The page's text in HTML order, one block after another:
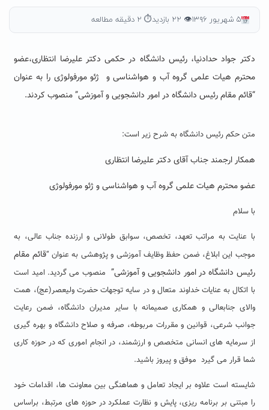
۵ شهریور ۱۳۹۶ 👁 ۲۲ بازدید ⏱ ۲ دقیقه مطالعه
دکتر جواد حدادنیا، رئیس دانشگاه در حکمی دکتر علیرضا انتظاری،عضو
محترم هیات علمی گروه آب و هواشناسی و ژئو مورفولوژی را به عنوان
“قائم مقام رئیس دانشگاه در امور دانشجویی و آموزشی” منصوب کردند.
متن حکم رئیس دانشگاه به شرح زیر است:
همکار ارجمند جناب آقای دکتر علیرضا انتظاری
عضو محترم هیات علمی گروه آب و هواشناسی و ژئو مورفولوژی
با سلام
با عنایت به مراتب تعهد، تخصص، سوابق طولانی و ارزنده جناب عالی، به
موجب این ابلاغ، ضمن حفظ وظایف آموزشی و پژوهشی به عنوان “قائم مقام
رئیس دانشگاه در امور دانشجویی و آموزشی” منصوب می گردید. امید است
با اتکال به عنایات خداوند متعال و در سایه توجهات حضرت ولیعصر(عج)، همت
والای جنابعالی و همکاری صمیمانه با سایر مدیران دانشگاه، ضمن رعایت
جوانب شرعی، قوانین و مقررات مربوطه، صرفه و صلاح دانشگاه و بهره گیری
از سرمایه های انسانی متخصص و ارزشمند، در انجام اموری که در حوزه کاری
شما قرار می گیرد موفق و پیروز باشید.
شایسته است علاوه بر ایجاد تعامل و هماهنگی بین معاونت ها، اقدامات خود
را مبتنی بر برنامه ریزی، پایش و نظارت عملکرد در حوزه های مرتبط، براساس